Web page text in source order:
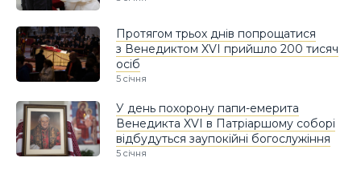
Протягом трьох днів попрощатися
з Венедиктом XVI прийшло 200 тисяч
осіб
5 січня
У день похорону папи-емерита
Венедикта XVI в Патріаршому соборі
відбудуться заупокійні богослужіння
5 січня